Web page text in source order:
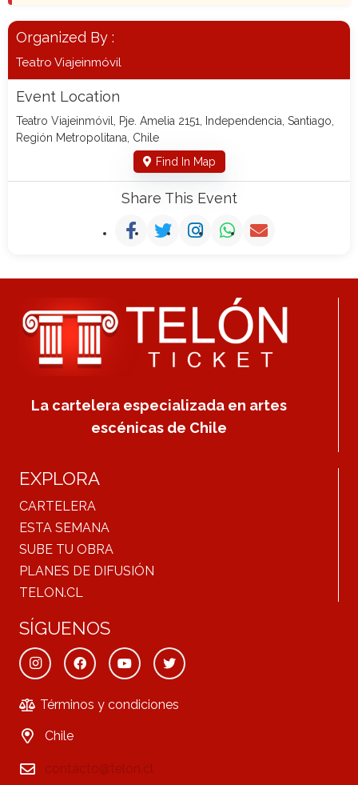
Organized By :
Teatro Viajeinmóvil
Event Location
Teatro Viajeinmóvil, Pje. Amelia 2151, Independencia, Santiago,
Región Metropolitana, Chile
Find In Map
Share This Event
La cartelera especializada en artes
escénicas de Chile
EXPLORA
CARTELERA
ESTA SEMANA
SUBE TU OBRA
PLANES DE DIFUSIÓN
TELON.CL
SÍGUENOS
Términos y condiciones
Chile
contacto@telon.cl